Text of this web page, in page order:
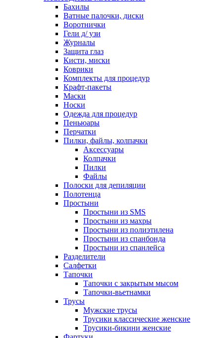
Бахилы
Ватные палочки, диски
Воротнички
Гели д/ узи
Журналы
Защита глаз
Кисти, миски
Коврики
Комплекты для процедур
Крафт-пакеты
Маски
Носки
Одежда для процедур
Пеньюары
Перчатки
Пилки, файлы, колпачки
Аксессуары
Колпачки
Пилки
Файлы
Полоски для депиляции
Полотенца
Простыни
Простыни из SMS
Простыни из махры
Простыни из полиэтилена
Простыни из спанбонда
Простыни из спанлейса
Разделители
Салфетки
Тапочки
Тапочки с закрытым мысом
Тапочки-вьетнамки
Трусы
Мужские трусы
Трусики классические женские
Трусики-бикини женские